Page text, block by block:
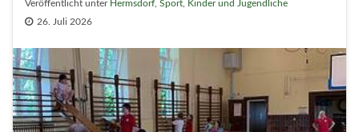
Veröffentlicht unter Hermsdorf Sport
Kinder und Jugendliche
26. Juli 2026